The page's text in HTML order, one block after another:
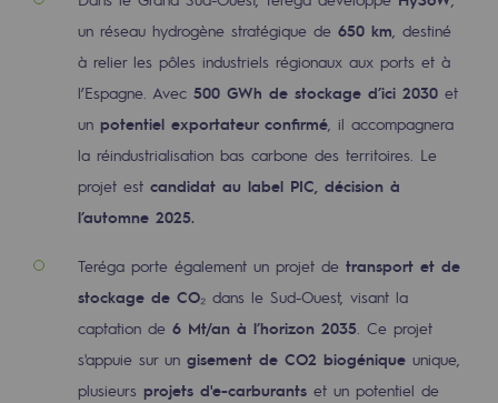
Présentation du fonds de dotation
Gouvernance du fonds de dotation et
Soumettre un projet
Nos activités
Transport de gaz
Transport de gaz
Savoir-faire
un réseau hydrogène stratégique de 650 km , destiné
à relier les pôles industriels régionaux aux ports et à
l’Espagne. Avec 500 GWh de stockage d’ici 2030 et
un potentiel exportateur confirmé , il accompagnera
la réindustrialisation bas carbone des territoires. Le
projet est candidat au label PIC, décision à
l’automne 2025.
Teréga porte également un projet de transport et de
stockage de CO₂ dans le Sud-Ouest, visant la
captation de 6 Mt/an à l’horizon 2035 . Ce projet
s'appuie sur un gisement de CO2 biogénique unique,
plusieurs projets d'e-carburants et un potentiel de